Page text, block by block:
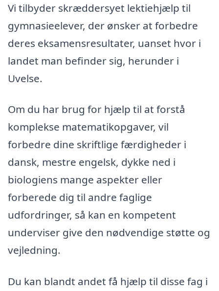
Vi tilbyder skræddersyet lektiehjælp til
gymnasieelever, der ønsker at forbedre
deres eksamensresultater, uanset hvor i
landet man befinder sig, herunder i
Uvelse.
Om du har brug for hjælp til at forstå
komplekse matematikopgaver, vil
forbedre dine skriftlige færdigheder i
dansk, mestre engelsk, dykke ned i
biologiens mange aspekter eller
forberede dig til andre faglige
udfordringer, så kan en kompetent
underviser give den nødvendige støtte og
vejledning.
Du kan blandt andet få hjælp til disse fag i